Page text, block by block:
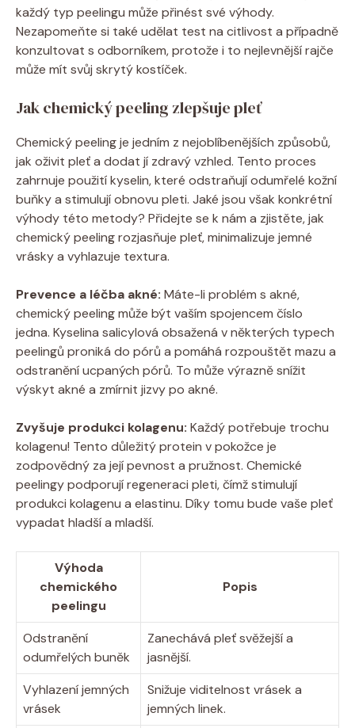
každý typ peelingu může přinést své výhody.
Nezapomeňte si také udělat test na citlivost a případně
konzultovat s odborníkem, protože i to nejlevnější rajče
může mít svůj skrytý kostíček.
Jak chemický peeling zlepšuje pleť
Chemický peeling je jedním z nejoblíbenějších způsobů,
jak oživit pleť a dodat jí zdravý vzhled. Tento proces
zahrnuje použití kyselin, které odstraňují odumřelé kožní
buňky a stimulují obnovu pleti. Jaké jsou však konkrétní
výhody této metody? Přidejte se k nám a zjistěte, jak
chemický peeling rozjasňuje pleť, minimalizuje jemné
vrásky a vyhlazuje textura.
Prevence a léčba akné: Máte-li problém s akné,
chemický peeling může být vaším spojencem číslo
jedna. Kyselina salicylová obsažená v některých typech
peelingů proniká do pórů a pomáhá rozpouštět mazu a
odstranění ucpaných pórů. To může výrazně snížit
výskyt akné a zmírnit jizvy po akné.
Zvyšuje produkci kolagenu: Každý potřebuje trochu
kolagenu! Tento důležitý protein v pokožce je
zodpovědný za její pevnost a pružnost. Chemické
peelingy podporují regeneraci pleti, čímž stimulují
produkci kolagenu a elastinu. Díky tomu bude vaše pleť
vypadat hladší a mladší.
Výhoda
chemického
peelingu
Popis
Odstranění
odumřelých buněk
Zanechává pleť svěžejší a
jasnější.
Vyhlazení jemných
vrásek
Snižuje viditelnost vrásek a
jemných linek.